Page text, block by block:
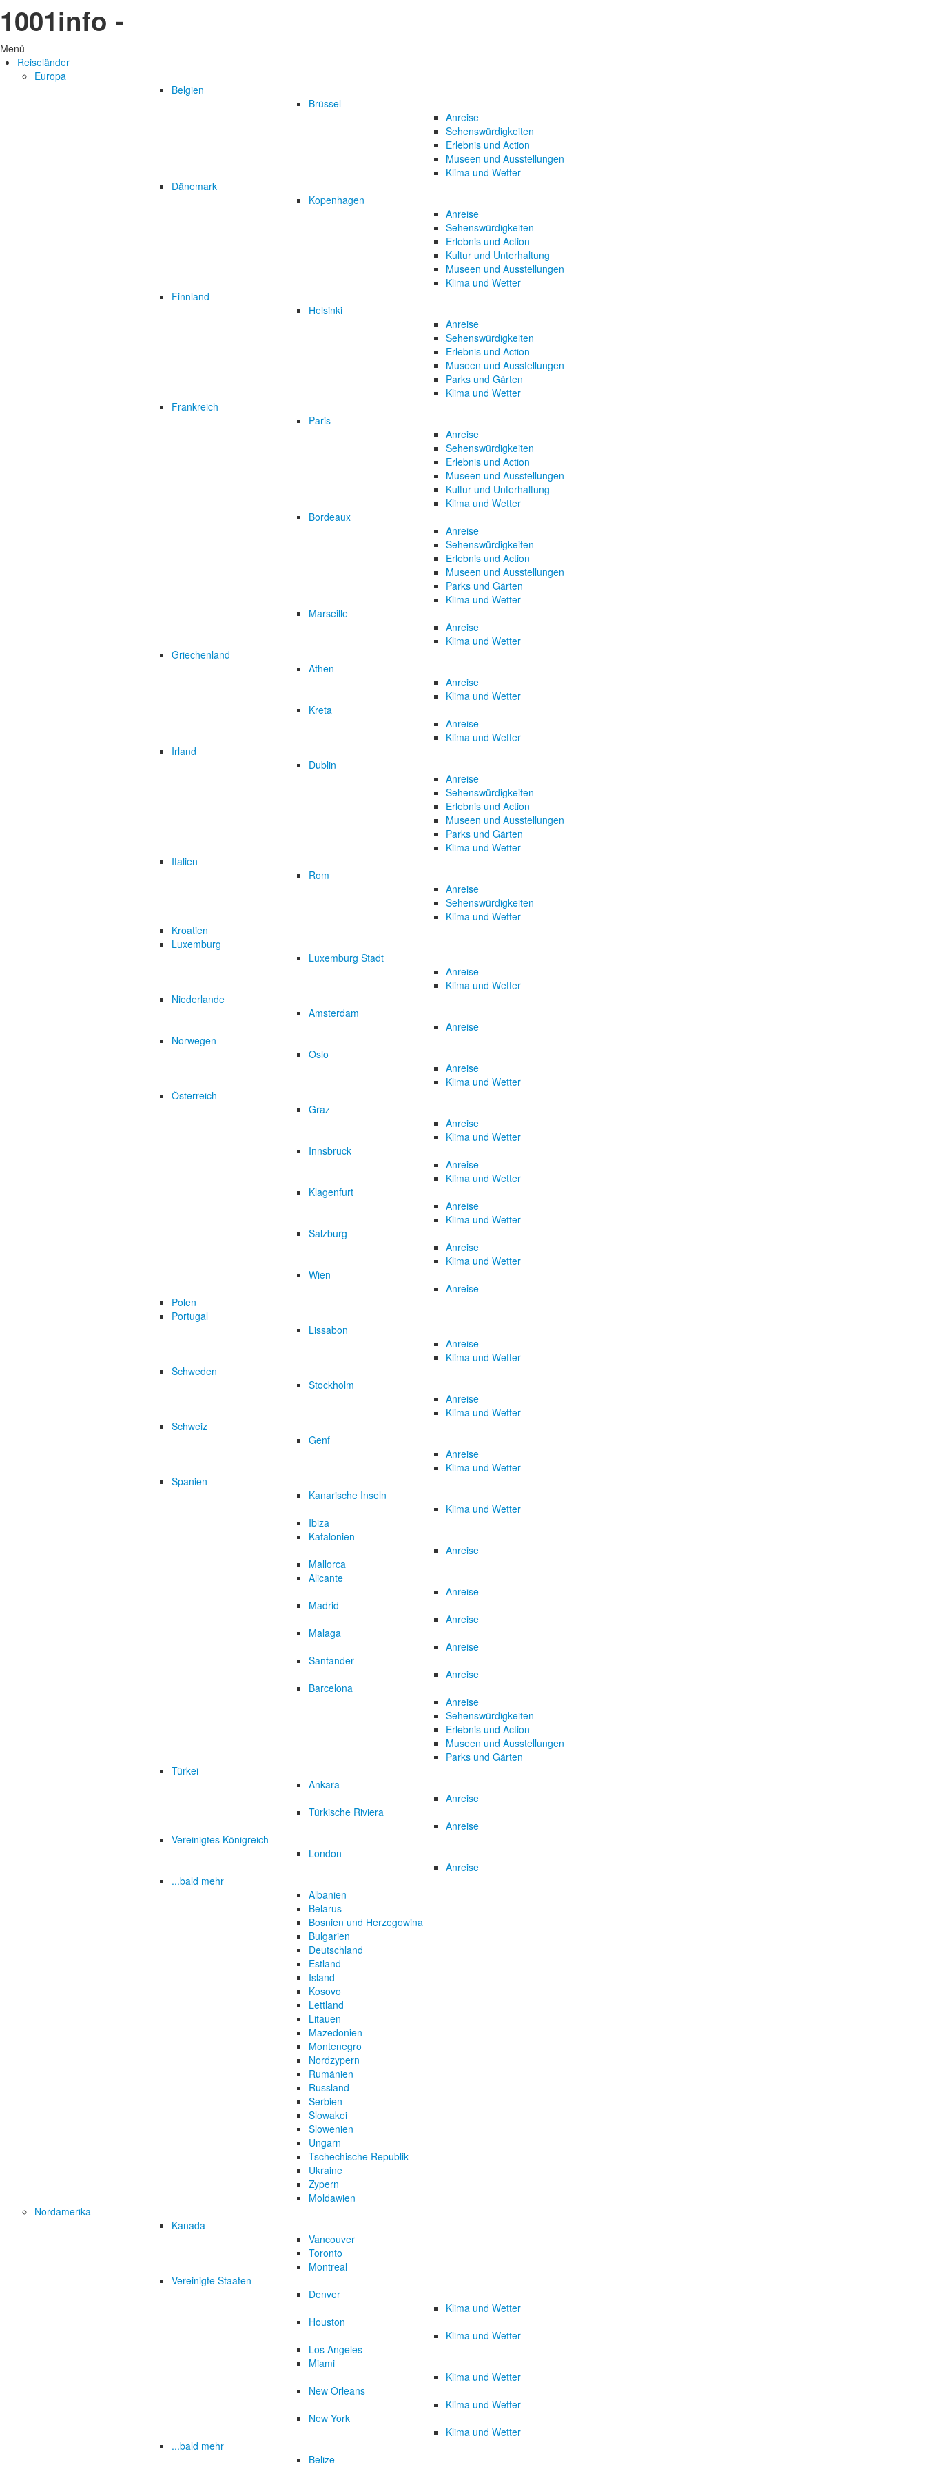
1001info -
Menü
Reiseländer
Europa
Belgien
Brüssel
Anreise
Sehenswürdigkeiten
Erlebnis und Action
Museen und Ausstellungen
Klima und Wetter
Dänemark
Kopenhagen
Anreise
Sehenswürdigkeiten
Erlebnis und Action
Kultur und Unterhaltung
Museen und Ausstellungen
Klima und Wetter
Finnland
Helsinki
Anreise
Sehenswürdigkeiten
Erlebnis und Action
Museen und Ausstellungen
Parks und Gärten
Klima und Wetter
Frankreich
Paris
Anreise
Sehenswürdigkeiten
Erlebnis und Action
Museen und Ausstellungen
Kultur und Unterhaltung
Klima und Wetter
Bordeaux
Anreise
Sehenswürdigkeiten
Erlebnis und Action
Museen und Ausstellungen
Parks und Gärten
Klima und Wetter
Marseille
Anreise
Klima und Wetter
Griechenland
Athen
Anreise
Klima und Wetter
Kreta
Anreise
Klima und Wetter
Irland
Dublin
Anreise
Sehenswürdigkeiten
Erlebnis und Action
Museen und Ausstellungen
Parks und Gärten
Klima und Wetter
Italien
Rom
Anreise
Sehenswürdigkeiten
Klima und Wetter
Kroatien
Luxemburg
Luxemburg Stadt
Anreise
Klima und Wetter
Niederlande
Amsterdam
Anreise
Norwegen
Oslo
Anreise
Klima und Wetter
Österreich
Graz
Anreise
Klima und Wetter
Innsbruck
Anreise
Klima und Wetter
Klagenfurt
Anreise
Klima und Wetter
Salzburg
Anreise
Klima und Wetter
Wien
Anreise
Polen
Portugal
Lissabon
Anreise
Klima und Wetter
Schweden
Stockholm
Anreise
Klima und Wetter
Schweiz
Genf
Anreise
Klima und Wetter
Spanien
Kanarische Inseln
Klima und Wetter
Ibiza
Katalonien
Anreise
Mallorca
Alicante
Anreise
Madrid
Anreise
Malaga
Anreise
Santander
Anreise
Barcelona
Anreise
Sehenswürdigkeiten
Erlebnis und Action
Museen und Ausstellungen
Parks und Gärten
Türkei
Ankara
Anreise
Türkische Riviera
Anreise
Vereinigtes Königreich
London
Anreise
...bald mehr
Albanien
Belarus
Bosnien und Herzegowina
Bulgarien
Deutschland
Estland
Island
Kosovo
Lettland
Litauen
Mazedonien
Montenegro
Nordzypern
Rumänien
Russland
Serbien
Slowakei
Slowenien
Ungarn
Tschechische Republik
Ukraine
Zypern
Moldawien
Nordamerika
Kanada
Vancouver
Toronto
Montreal
Vereinigte Staaten
Denver
Klima und Wetter
Houston
Klima und Wetter
Los Angeles
Miami
Klima und Wetter
New Orleans
Klima und Wetter
New York
Klima und Wetter
...bald mehr
Belize